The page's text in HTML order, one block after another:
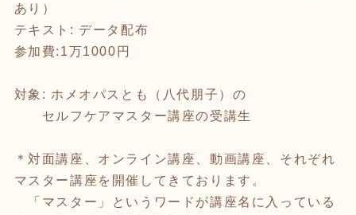
あり）
テキスト: データ配布
参加費:1万1000円
対象: ホメオパスとも（八代朋子）の
セルフケアマスター講座の受講生
＊対面講座、オンライン講座、動画講座、それぞれ
マスター講座を開催してきております。
「マスター」というワードが講座名に入っている